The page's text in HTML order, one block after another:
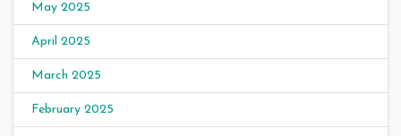
May 2025
April 2025
March 2025
February 2025